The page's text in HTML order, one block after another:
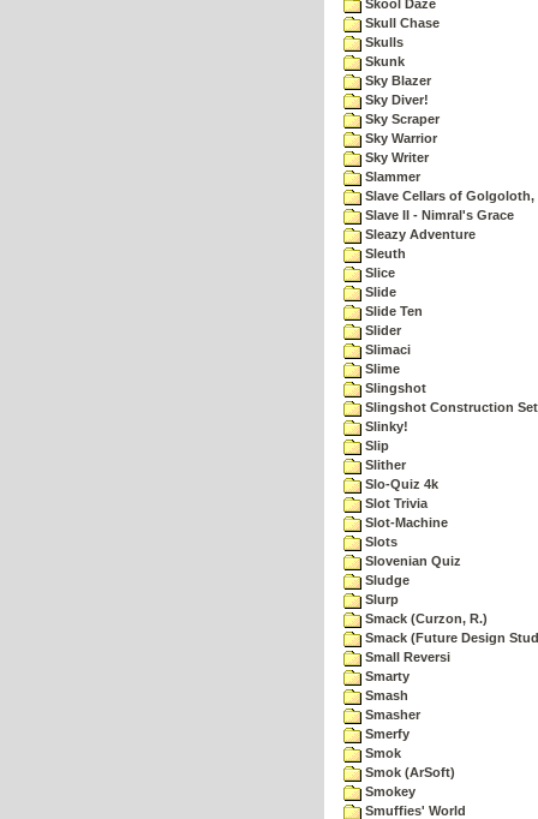
Skool Daze
Skull Chase
Skulls
Skunk
Sky Blazer
Sky Diver!
Sky Scraper
Sky Warrior
Sky Writer
Slammer
Slave Cellars of Golgoloth,
Slave II - Nimral's Grace
Sleazy Adventure
Sleuth
Slice
Slide
Slide Ten
Slider
Slimaci
Slime
Slingshot
Slingshot Construction Set
Slinky!
Slip
Slither
Slo-Quiz 4k
Slot Trivia
Slot-Machine
Slots
Slovenian Quiz
Sludge
Slurp
Smack (Curzon, R.)
Smack (Future Design
Small Reversi
Smarty
Smash
Smasher
Smerfy
Smok
Smok (ArSoft)
Smokey
Smuffies' World